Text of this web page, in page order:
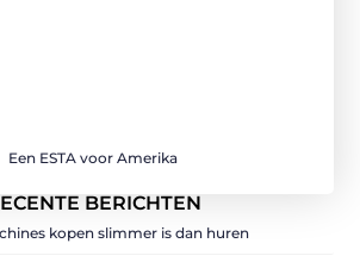
Een ESTA voor Amerika
BERICHTEN
kopen slimmer is dan huren